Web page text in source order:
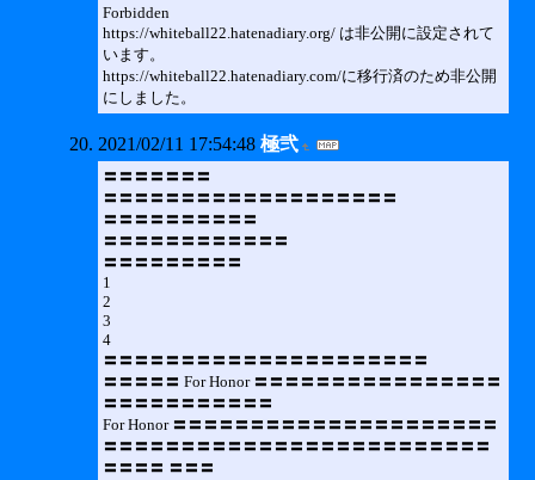
Forbidden
https://whiteball22.hatenadiary.org/ は非公開に設定されて
います。
https://whiteball22.hatenadiary.com/に移行済のため非公開
にしました。
2021/02/11 17:54:48 極弐
〓〓〓〓〓〓〓
〓〓〓〓〓〓〓〓〓〓〓〓〓〓〓〓〓〓〓
〓〓〓〓〓〓〓〓〓〓
〓〓〓〓〓〓〓〓〓〓〓〓
〓〓〓〓〓〓〓〓〓
1
2
3
4
〓〓〓〓〓〓〓〓〓〓〓〓〓〓〓〓〓〓〓〓〓
〓〓〓〓〓 For Honor 〓〓〓〓〓〓〓〓〓〓〓〓〓〓〓〓
〓〓〓〓〓〓〓〓〓〓〓
For Honor 〓〓〓〓〓〓〓〓〓〓〓〓〓〓〓〓〓〓〓〓〓
〓〓〓〓〓〓〓〓〓〓〓〓〓〓〓〓〓〓〓〓〓〓〓〓〓
〓〓〓〓 〓〓〓